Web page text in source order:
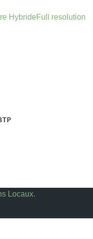
HybrideFull resolution
Locaux.